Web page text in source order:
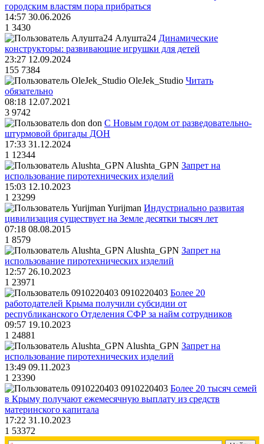
городским властям пора прибраться
14:57 30.06.2026
1 3430
Алушта24 Динамические
конструкторы: развивающие игрушки для детей
23:27 12.09.2024
155 7384
OleJek_Studio Читать
обязательно
08:18 12.07.2021
3 9742
don С Новым годом от разведовательно-
штурмовой бригады ДОН
17:33 31.12.2024
1 12344
Alushta_GPN Запрет на
использование пиротехнических изделий
15:03 12.10.2023
1 23299
Yurijman Индустриально развитая
цивилизация существует на Земле десятки тысяч лет
07:18 08.08.2015
1 8579
Alushta_GPN Запрет на
использование пиротехнических изделий
12:57 26.10.2023
1 23971
0910220403 Более 20
работодателей Крыма получили субсидии от
республиканского Отделения СФР за найм сотрудников
09:57 19.10.2023
1 24881
Alushta_GPN Запрет на
использование пиротехнических изделий
13:49 09.11.2023
1 23390
0910220403 Более 20 тысяч семей
в Крыму получают ежемесячную выплату из средств
материнского капитала
17:22 31.10.2023
1 53372